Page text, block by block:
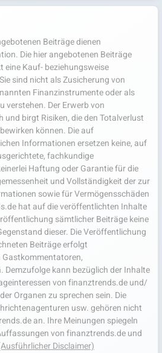
Beiträge dienen
Die hier angebotenen Beiträge
eine Kauf- beziehungsweise
sind nicht als Zusicherung von
Finanzinstrumente oder als
Der Erwerb von
und birgt Risiken, die den Totalverlust
können. Die auf
Informationen ersetzen keine, auf
fachkundige
Haftung oder Garantie für die
und Vollständigkeit der zur
sowie für Vermögensschäden
hat auf die veröffentlichten Inhalte
sämtlicher Beiträge keine
dieser. Die Veröffentlichung
Beiträge erfolgt
Demzufolge kann bezüglich der Inhalte
von finanztrends.de und/
Organen zu sprechen sein. Die
usw. gehören nicht
an. Ihre Meinungen spiegeln
von finanztrends.de und
Disclaimer)